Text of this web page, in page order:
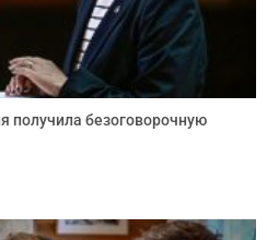
получила безоговорочную